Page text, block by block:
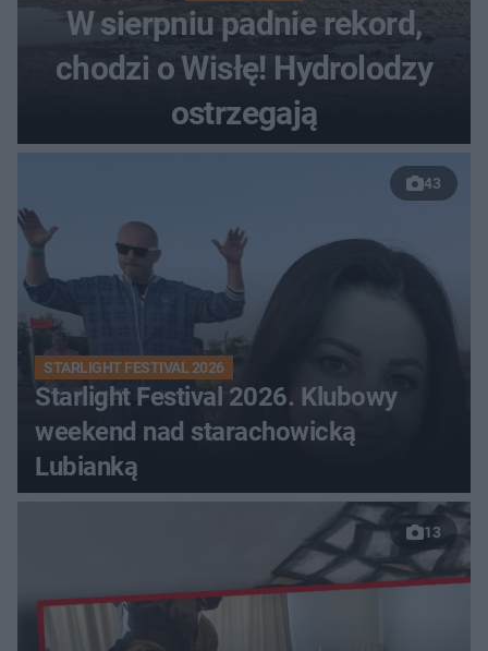
W sierpniu padnie rekord,
chodzi o Wisłę! Hydrolodzy
ostrzegają
43
STARLIGHT FESTIVAL 2026
Starlight Festival 2026. Klubowy
weekend nad starachowicką
Lubianką
13